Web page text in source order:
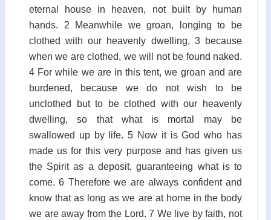
eternal house in heaven, not built by human
hands. 2 Meanwhile we groan, longing to be
clothed with our heavenly dwelling, 3 because
when we are clothed, we will not be found naked.
4 For while we are in this tent, we groan and are
burdened, because we do not wish to be
unclothed but to be clothed with our heavenly
dwelling, so that what is mortal may be
swallowed up by life. 5 Now it is God who has
made us for this very purpose and has given us
the Spirit as a deposit, guaranteeing what is to
come. 6 Therefore we are always confident and
know that as long as we are at home in the body
we are away from the Lord. 7 We live by faith, not